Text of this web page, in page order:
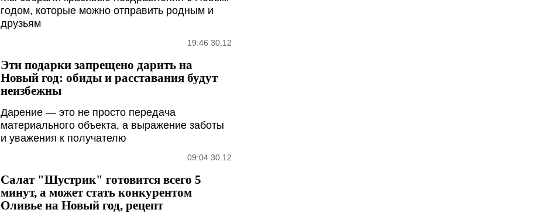
годом, которые можно отправить родным и
друзьям
19:46 30.12
Эти подарки запрещено дарить на
Новый год: обиды и расставания будут
неизбежны
Дарение — это не просто передача
материального объекта, а выражение заботы
и уважения к получателю
09:04 30.12
Салат "Шустрик" готовится всего 5
минут, а может стать конкурентом
Оливье на Новый год, рецепт